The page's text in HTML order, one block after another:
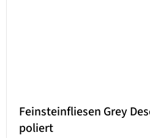
Feinsteinfliesen Grey
poliert